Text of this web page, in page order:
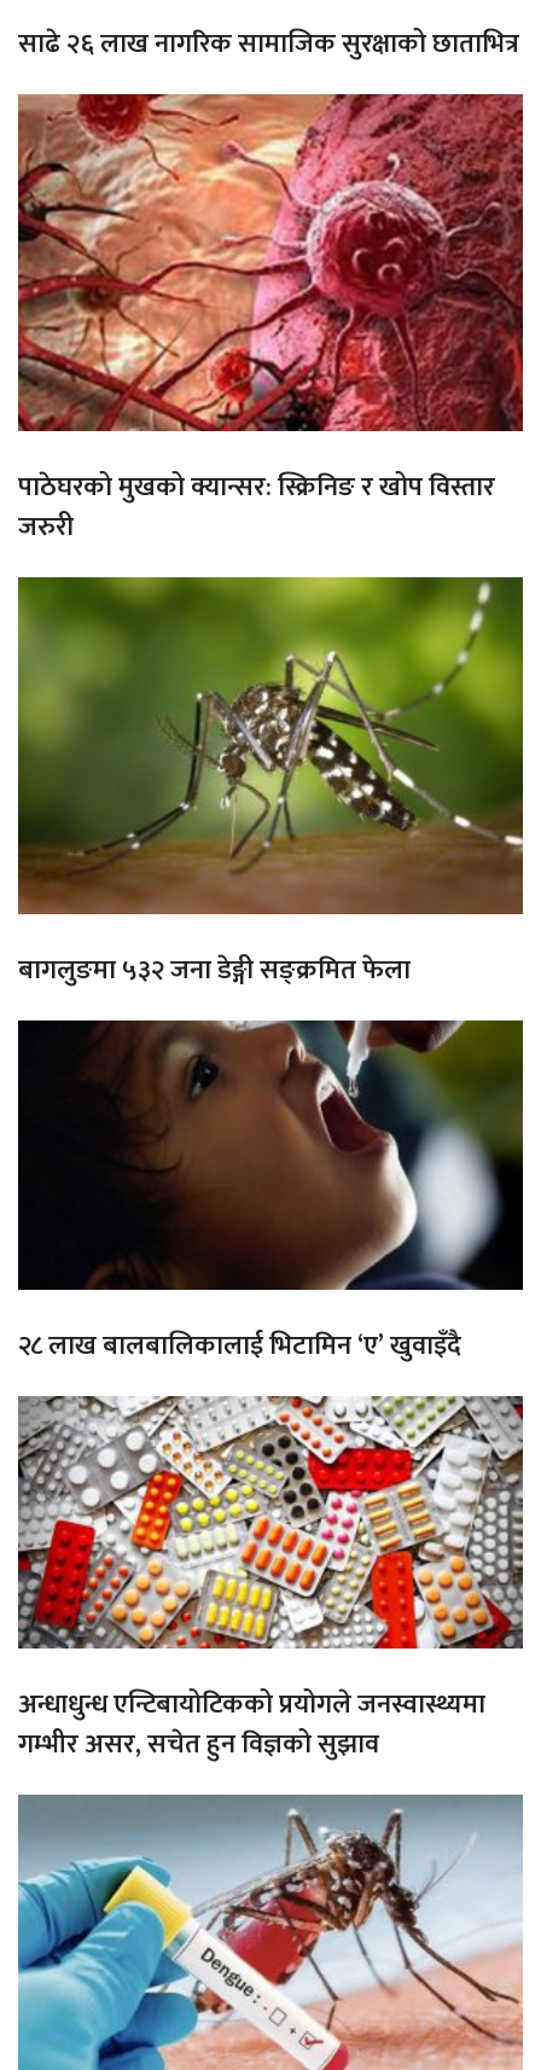
साढे २६ लाख नागरिक सामाजिक सुरक्षाको छाताभित्र
पाठेघरको मुखको क्यान्सर: स्क्रिनिङ र खोप विस्तार
जरुरी
बागलुङमा ५३२ जना डेङ्गी सङ्क्रमित फेला
२८ लाख बालबालिकालाई भिटामिन ‘ए’ खुवाइँदै
अन्धाधुन्ध एन्टिबायोटिकको प्रयोगले जनस्वास्थ्यमा
गम्भीर असर, सचेत हुन विज्ञको सुझाव